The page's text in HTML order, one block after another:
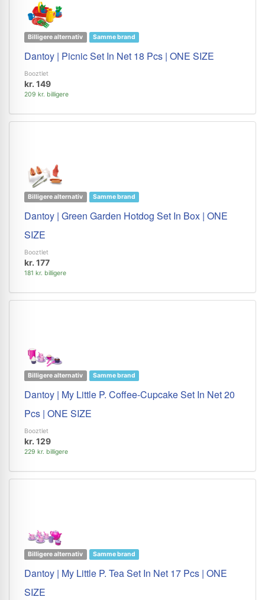
Billigere alternativ Samme brand
Dantoy | Picnic Set In Net 18 Pcs | ONE SIZE
Booztlet
kr. 149
209 kr. billigere
Billigere alternativ Samme brand
Dantoy | Green Garden Hotdog Set In Box | ONE
SIZE
Booztlet
kr. 177
181 kr. billigere
Billigere alternativ Samme brand
Dantoy | My Little P. Coffee-Cupcake Set In Net 20
Pcs | ONE SIZE
Booztlet
kr. 129
229 kr. billigere
Billigere alternativ Samme brand
Dantoy | My Little P. Tea Set In Net 17 Pcs | ONE
SIZE